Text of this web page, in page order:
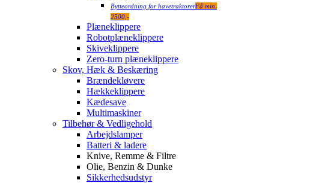
Bytteordning for havetraktorerFå min.
2500,-
Plæneklippere
Robotplæneklippere
Skiveklippere
Zero-turn plæneklippere
Skov, Hæk & Beskæring
Brændekløvere
Hækkeklippere
Kædesave
Multimaskiner
Tilbehør & Vedligehold
Arbejdslamper
Batteri & ladere
Knive, Remme & Filtre
Olie, Benzin & Dunke
Sikkerhedsudstyr